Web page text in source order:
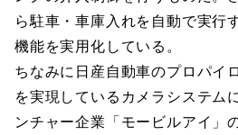
ら駐車・車庫入れを自動で実行
機能を実用化している。
ちなみに日産自動車のプロパイ
を実現しているカメラシステム
ンチャー企業「モービルアイ」